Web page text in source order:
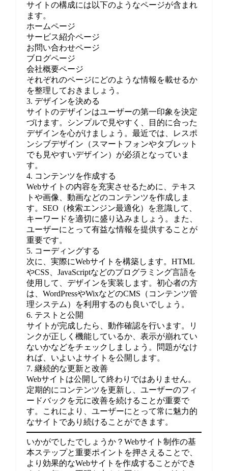
サイトの構成には以下のようなページが含まれ
ます。
ホームページ
サービス紹介ページ
お問い合わせページ
ブログページ
会社概要ページ
それぞれのページにどのような情報を載せるか
を整理しておきましょう。
3. デザインを決める
サイトのデザインはユーザーの第一印象を決定
づけます。シンプルで見やすく、目的に合った
デザインを心がけましょう。最近では、レスポ
ンシブデザイン（スマートフォンやタブレット
でも見やすいデザイン）が必須となっていま
す。
4. コンテンツを作成する
Webサイトの内容を充実させるために、テキス
トや画像、動画などのコンテンツを作成しま
す。SEO（検索エンジン最適化）を意識して、
キーワードを適切に盛り込みましょう。また、
ユーザーにとって有益な情報を提供することが
重要です。
5. コーディングする
次に、実際にWebサイトを構築します。HTML
やCSS、JavaScriptなどのプログラミング言語を
使用して、デザインを実装します。初心者の方
は、WordPressやWixなどのCMS（コンテンツ管
理システム）を利用するのも良いでしょう。
6. テストと公開
サイトが完成したら、動作確認を行います。リ
ンクが正しく機能しているか、表示が崩れてい
ないかなどをチェックしましょう。問題がなけ
れば、いよいよサイトを公開します。
7. 継続的な更新と改善
Webサイトは公開して終わりではありません。
定期的にコンテンツを更新し、ユーザーのフィ
ードバックを元に改善を続けることが重要で
す。これにより、ユーザーにとって常に魅力的
なサイトであり続けることができます。
いかがでしたでしょうか？Webサイト制作の基
本ステップと重要ポイントを押さえることで、
より効果的なWebサイトを作成することができ